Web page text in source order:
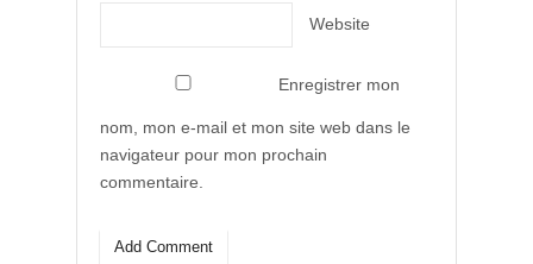
Website
Enregistrer mon
nom, mon e-mail et mon site web dans le
navigateur pour mon prochain
commentaire.